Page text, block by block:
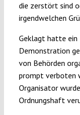
die zerstört sind
irgendwelchen
Geklagt hatte ein
Demonstration
von Behörden
prompt verboten
Organisator
Ordnungshaft